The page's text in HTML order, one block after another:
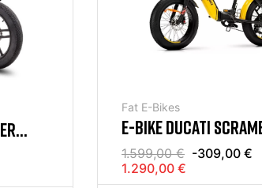
Fat E-Bikes
E-BIKE DUCATI
SCR-X 48V
1.599,00 € -309,00 €
1.290,00 €